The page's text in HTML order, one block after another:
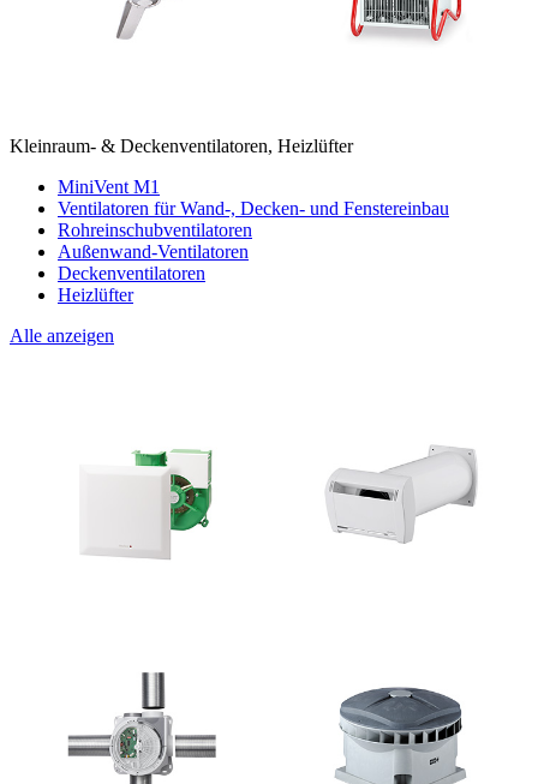
Kleinraum- & Deckenventilatoren, Heizlüfter
MiniVent M1
Ventilatoren für Wand-, Decken- und Fenstereinbau
Rohreinschubventilatoren
Außenwand-Ventilatoren
Deckenventilatoren
Heizlüfter
Alle anzeigen